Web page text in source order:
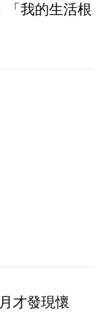
「我的生活根
才發現懷